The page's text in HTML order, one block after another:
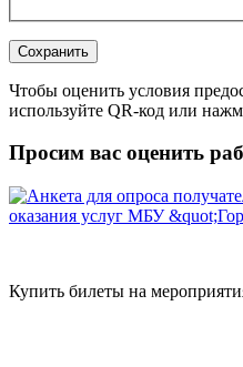
Чтобы оценить условия
используйте QR-код или
Просим вас оценить
Купить билеты на